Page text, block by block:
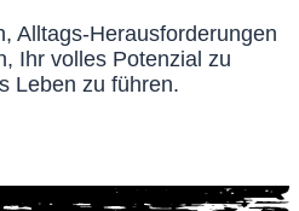
Alltags-Herausforderungen
Ihr volles Potenzial zu
Leben zu führen.